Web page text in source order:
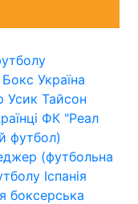
Бокс Україна
Усик Тайсон
ФК "Реал
футбол)
(футбольна
Іспанія
боксерська